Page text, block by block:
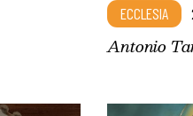
ECCLESIA
Antonio